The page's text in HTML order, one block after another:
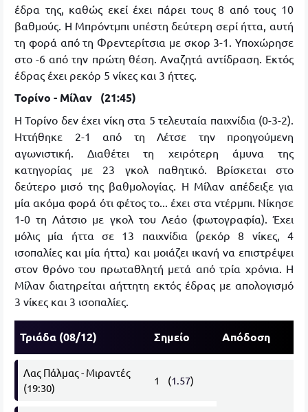
έδρα της, καθώς εκεί έχει πάρει τους 8 από τους 10
βαθμούς. Η Μπρόντμπι υπέστη δεύτερη σερί ήττα, αυτή
τη φορά από τη Φρεντερίτσια με σκορ 3-1. Υποχώρησε
στο -6 από την πρώτη θέση. Αναζητά αντίδραση. Εκτός
έδρας έχει ρεκόρ 5 νίκες και 3 ήττες.
Τορίνο - Μίλαν (21:45)
Η Τορίνο δεν έχει νίκη στα 5 τελευταία παιχνίδια (0-3-2).
Ηττήθηκε 2-1 από τη Λέτσε την προηγούμενη
αγωνιστική. Διαθέτει τη χειρότερη άμυνα της
κατηγορίας με 23 γκολ παθητικό. Βρίσκεται στο
δεύτερο μισό της βαθμολογίας. Η Μίλαν απέδειξε για
μία ακόμα φορά ότι φέτος το... έχει στα ντέρμπι. Νίκησε
1-0 τη Λάτσιο με γκολ του Λεάο (φωτογραφία). Έχει
μόλις μία ήττα σε 13 παιχνίδια (ρεκόρ 8 νίκες, 4
ισοπαλίες και μία ήττα) και μοιάζει ικανή να επιστρέψει
στον θρόνο του πρωταθλητή μετά από τρία χρόνια. Η
Μίλαν διατηρείται αήττητη εκτός έδρας με απολογισμό
3 νίκες και 3 ισοπαλίες.
Τριάδα (08/12) Σημείο Απόδοση
Λας Πάλμας - Μιραντές
(19:30)
1 (1.57)